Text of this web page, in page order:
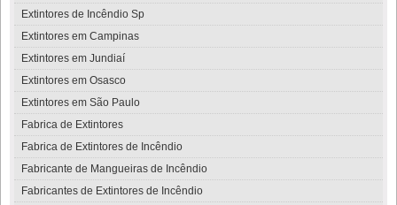
Extintores de Incêndio Sp
Extintores em Campinas
Extintores em Jundiaí
Extintores em Osasco
Extintores em São Paulo
Fabrica de Extintores
Fabrica de Extintores de Incêndio
Fabricante de Mangueiras de Incêndio
Fabricantes de Extintores de Incêndio